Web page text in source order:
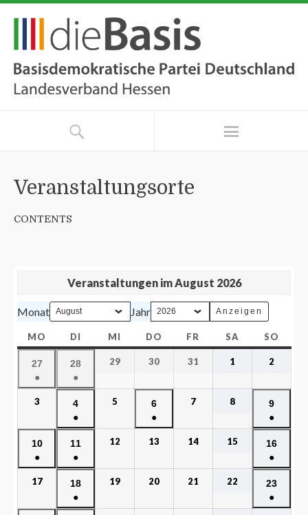
Veranstaltungsorte
CONTENTS
Veranstaltungen im August 2026
Monat Jahr
MO DI MI DO FR SA SO
27
●
28
●
29 30 31 1 2
3
4
●
5
6
●
7 8
9
●
10
●
11
●
12 13 14 15
16
●
17
18
●
19 20 21 22
23
●